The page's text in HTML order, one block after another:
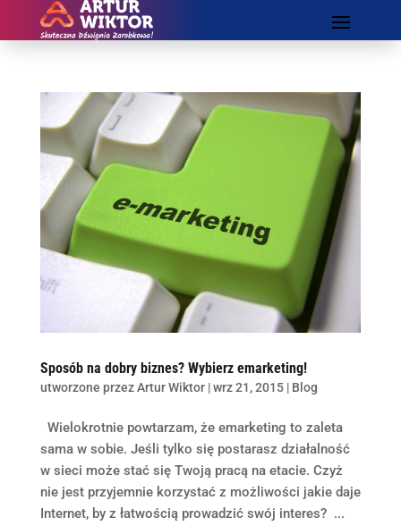
Sposób na dobry biznes? Wybierz emarketing!
utworzone przezArtur Wiktor|wrz 21, 2015| Blog
Wielokrotnie powtarzam, że emarketing to zaleta
sama w sobie. Jeśli tylko się postarasz działalność
w sieci może stać się Twoją pracą na etacie. Czyż
nie jest przyjemnie korzystać z możliwości jakie daje
Internet, by z łatwością prowadzić swój interes? ...